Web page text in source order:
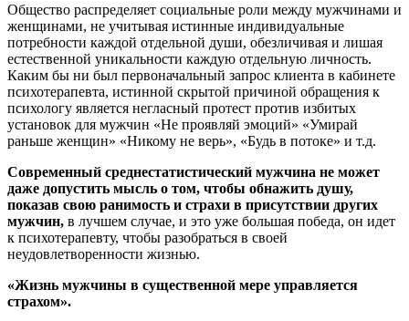
Общество распределяет социальные роли между мужчинами и
женщинами, не учитывая истинные индивидуальные
потребности каждой отдельной души, обезличивая и лишая
естественной уникальности каждую отдельную личность.
Каким бы ни был первоначальный запрос клиента в кабинете
психотерапевта, истинной скрытой причиной обращения к
психологу является негласный протест против избитых
установок для мужчин «Не проявляй эмоций» «Умирай
раньше женщин» «Никому не верь», «Будь в потоке» и т.д.
Современный среднестатистический мужчина не может
даже допустить мысль о том, чтобы обнажить душу,
показав свою ранимость и страхи в присутствии других
мужчин, в лучшем случае, и это уже большая победа, он идет
к психотерапевту, чтобы разобраться в своей
неудовлетворенности жизнью.
«Жизнь мужчины в существенной мере управляется
страхом».